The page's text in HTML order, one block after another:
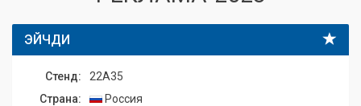
ЭЙЧДИ
Стенд:
22A35
Страна:
Россия